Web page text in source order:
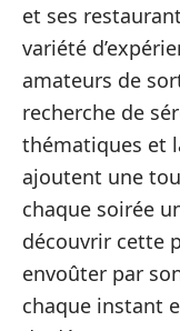
et ses
variété
amateurs de
recherche de
thématiques et
ajoutent une
chaque soirée
découvrir cette
envoûter par
chaque instant